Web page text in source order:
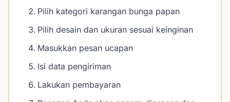
Pilih kategori karangan bunga papan
Pilih desain dan ukuran sesuai keinginan
Masukkan pesan ucapan
Isi data pengiriman
Lakukan pembayaran